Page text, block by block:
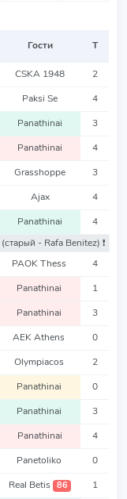
Гости Т
CSKA 1948 2
Paksi Se 4
Panathinai 3
Panathinai 4
Grasshoppe 3
Ajax 4
Panathinai
4
(старый - Rafa Benitez) ❗️
PAOK Thess 4
Panathinai 1
Panathinai 3
AEK Athens 0
Olympiacos 2
Panathinai 0
Panathinai 3
Panathinai 4
Panetoliko 0
Real Betis 86 1